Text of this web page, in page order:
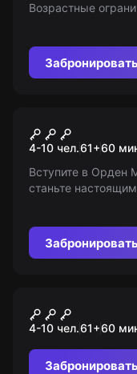
Возрастные
Орден
4-10 чел.61+60
Вступите в Орден
станьте
Проект X
4-10 чел.61+60